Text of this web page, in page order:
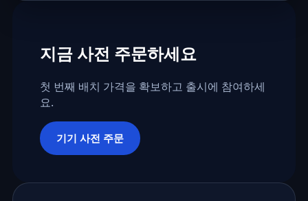
지금 사전 주문하세요
첫 번째 배치 가격을 확보하고 출시에 참여하세
요.
기기 사전 주문